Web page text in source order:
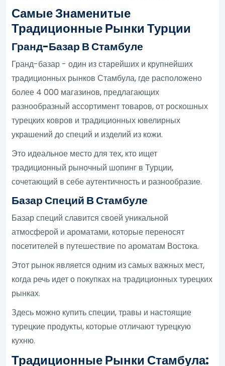
Самые Знаменитые
Традиционные Рынки Турции
Гранд-Базар В Стамбуле
Гранд-базар - один из старейших и крупнейших
традиционных рынков Стамбула, где расположено
более 4 000 магазинов, предлагающих
разнообразный ассортимент товаров, от роскошных
турецких ковров и традиционных ювелирных
украшений до специй и изделий из кожи.
Это идеальное место для тех, кто ищет
традиционный рыночный шопинг в Турции,
сочетающий в себе аутентичность и разнообразие.
Базар Специй В Стамбуле
Базар специй славится своей уникальной
атмосферой и ароматами, которые переносят
посетителей в путешествие по ароматам Востока.
Этот рынок является одним из самых важных мест,
когда речь идет о покупках на традиционных турецких
рынках.
Здесь можно купить специи, травы и настоящие
турецкие продукты, которые отличают турецкую
кухню.
Традиционные Рынки Стамбула: